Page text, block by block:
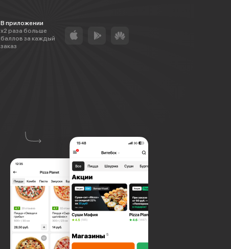
В приложении
х2 раза больше
баллов за каждый
заказ